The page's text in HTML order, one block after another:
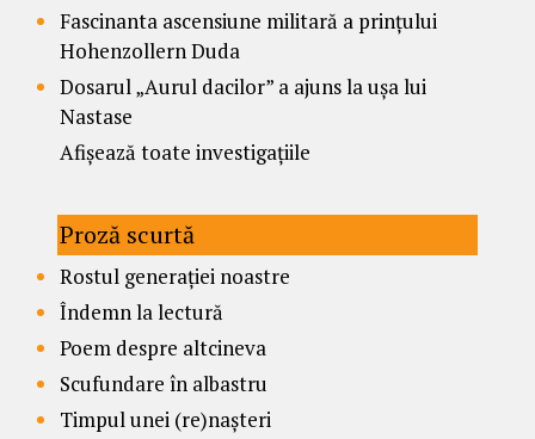
Fascinanta ascensiune militară a prințului
Hohenzollern Duda
Dosarul „Aurul dacilor” a ajuns la ușa lui
Nastase
Afișează toate investigațiile
Proză scurtă
Rostul generației noastre
Îndemn la lectură
Poem despre altcineva
Scufundare în albastru
Timpul unei (re)nașteri